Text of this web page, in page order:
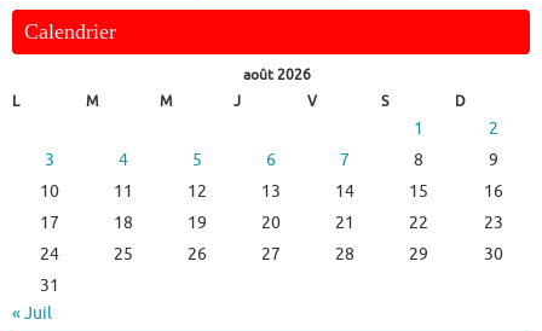
Calendrier
août 2026
L
M M J V S D
1
2
3
4 5 6 7 8
9
10
11 12 13 14 15
16
17
18 19 20 21 22
23
24
25 26 27 28 29
30
31
« Juil